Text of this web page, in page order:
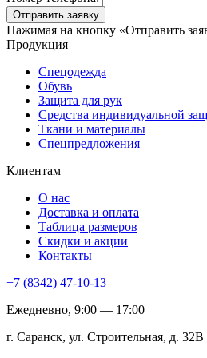
Отправить заявку
Нажимая на кнопку «Отправить
Продукция
Спецодежда
Обувь
Защита для рук
Средства индивидуальной
Ткани и материалы
Спецпредложения
Клиентам
О нас
Доставка и оплата
Таблица размеров
Скидки и акции
Контакты
+7 (8342) 47-10-13
Ежедневно, 9:00 — 17:00
г. Саранск, ул. Строительная, д. 32В